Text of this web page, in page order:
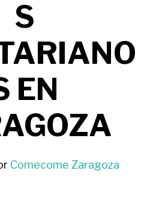
S
EN
Comecome Zaragoza